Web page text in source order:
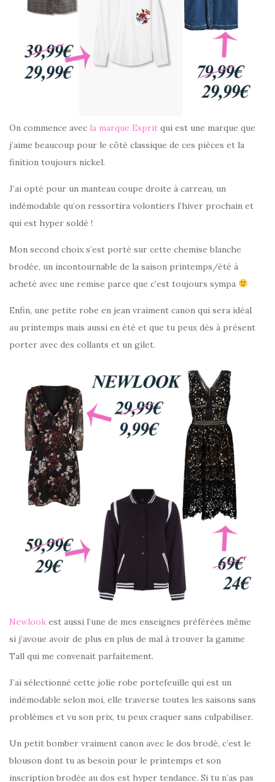
On commence avec la marque Esprit qui est une marque que
j’aime beaucoup pour le côté classique de ces pièces et la
finition toujours nickel.
J’ai opté pour un manteau coupe droite à carreau, un
indémodable qu’on ressortira volontiers l’hiver prochain et
qui est hyper soldé !
Mon second choix s’est porté sur cette chemise blanche
brodée, un incontournable de la saison printemps/été à
acheté avec une remise parce que c’est toujours sympa
Enfin, une petite robe en jean vraiment canon qui sera idéal
au printemps mais aussi en été et que tu peux dès à présent
porter avec des collants et un gilet.
Newlook est aussi l’une de mes enseignes préférées même
si j’avoue avoir de plus en plus de mal à trouver la gamme
Tall qui me convenait parfaitement.
J’ai sélectionné cette jolie robe portefeuille qui est un
indémodable selon moi, elle traverse toutes les saisons sans
problèmes et vu son prix, tu peux craquer sans culpabiliser.
Un petit bomber vraiment canon avec le dos brodé, c’est le
blouson dont tu as besoin pour le printemps et son
inscription brodée au dos est hyper tendance. Si tu n’as pas